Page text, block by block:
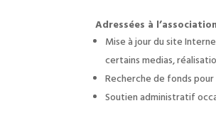
Adressées à
Mise à jour du site
certains medias,
Recherche de fonds
Soutien administratif